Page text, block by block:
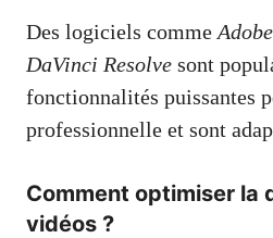
Des logiciels comme
DaVinci Resolve sont
fonctionnalités puissantes
professionnelle et sont
Comment optimiser la
vidéos ?